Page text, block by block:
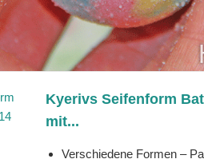
Kyerivs Seifenform
mit...
Verschiedene Formen –